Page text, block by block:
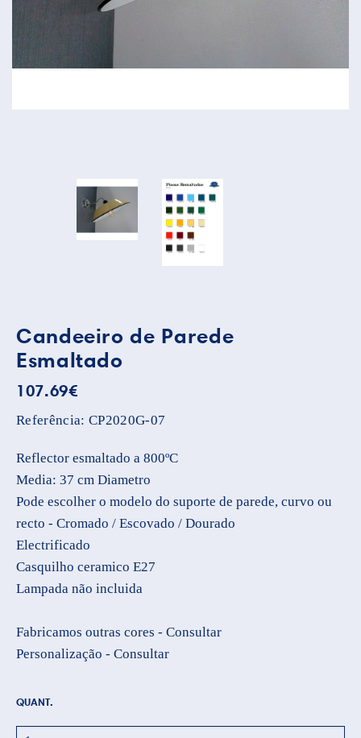
Candeeiro de Parede
Esmaltado
107.69€
Referência: CP2020G-07
Reflector esmaltado a 800ºC
Media: 37 cm Diametro
Pode escolher o modelo do suporte de parede, curvo ou
recto - Cromado / Escovado / Dourado
Electrificado
Casquilho ceramico E27
Lampada não incluida
Fabricamos outras cores - Consultar
Personalização - Consultar
QUANT.